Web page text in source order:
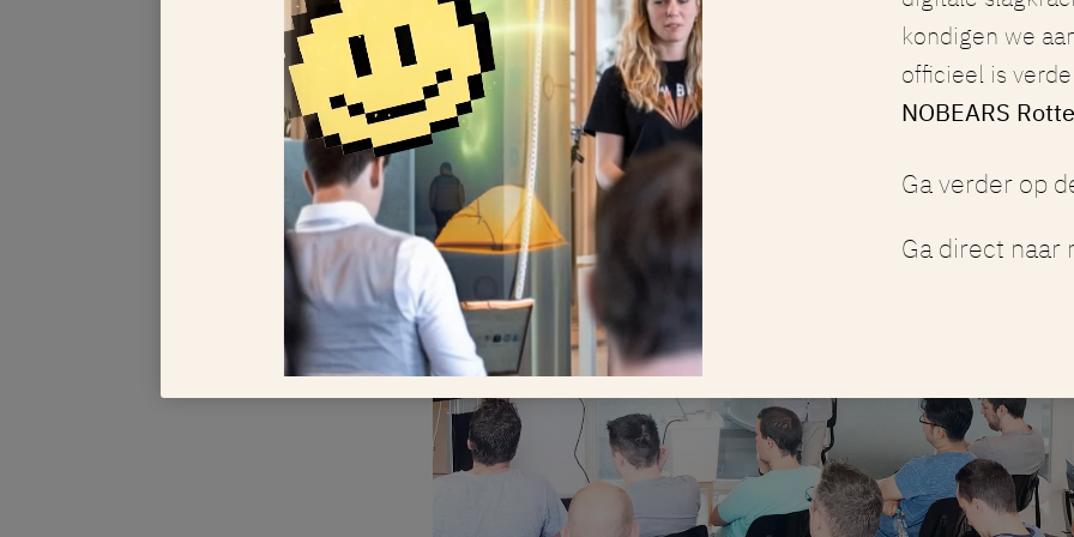
geven.
kondigen we
officieel is
NOBEARS
Ga verder op
Ga direct naar